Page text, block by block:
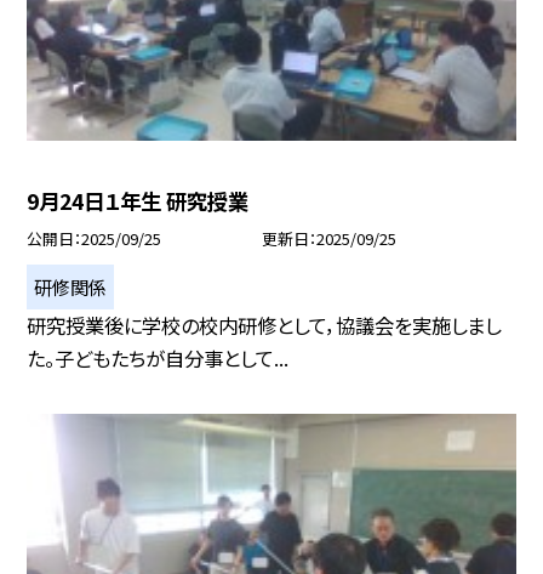
9月24日１年生 研究授業
公開日 2025/09/25 更新日 2025/09/25
研修関係
研究授業後に学校の校内研修として，協議会を実施しまし
た。子どもたちが自分事として...